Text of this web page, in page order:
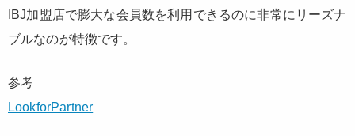
IBJ加盟店で膨大な会員数を利用できるのに非常にリーズナ
ブルなのが特徴です。
参考
LookforPartner